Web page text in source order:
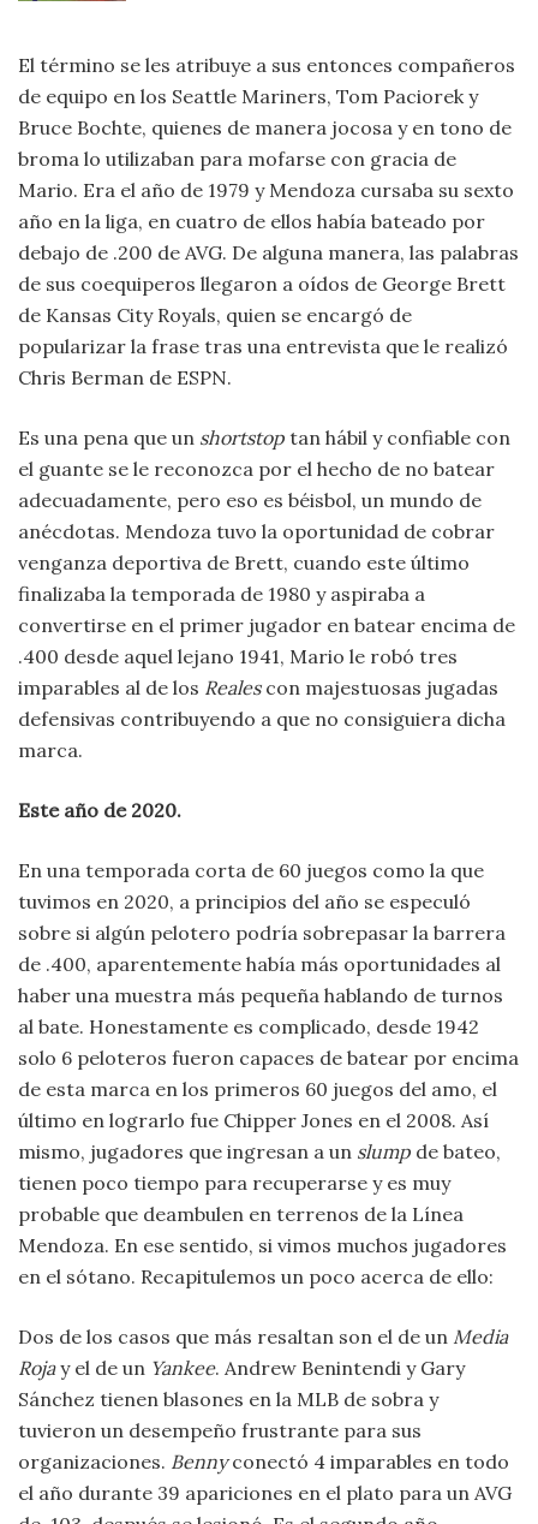
El término se les atribuye a sus entonces compañeros
de equipo en los Seattle Mariners, Tom Paciorek y
Bruce Bochte, quienes de manera jocosa y en tono de
broma lo utilizaban para mofarse con gracia de
Mario. Era el año de 1979 y Mendoza cursaba su sexto
año en la liga, en cuatro de ellos había bateado por
debajo de .200 de AVG. De alguna manera, las palabras
de sus coequiperos llegaron a oídos de George Brett
de Kansas City Royals, quien se encargó de
popularizar la frase tras una entrevista que le realizó
Chris Berman de ESPN.
Es una pena que un shortstop tan hábil y confiable con
el guante se le reconozca por el hecho de no batear
adecuadamente, pero eso es béisbol, un mundo de
anécdotas. Mendoza tuvo la oportunidad de cobrar
venganza deportiva de Brett, cuando este último
finalizaba la temporada de 1980 y aspiraba a
convertirse en el primer jugador en batear encima de
.400 desde aquel lejano 1941, Mario le robó tres
imparables al de los Realescon majestuosas jugadas
defensivas contribuyendo a que no consiguiera dicha
marca.
Este año de 2020.
En una temporada corta de 60 juegos como la que
tuvimos en 2020, a principios del año se especuló
sobre si algún pelotero podría sobrepasar la barrera
de .400, aparentemente había más oportunidades al
haber una muestra más pequeña hablando de turnos
al bate. Honestamente es complicado, desde 1942
solo 6 peloteros fueron capaces de batear por encima
de esta marca en los primeros 60 juegos del amo, el
último en lograrlo fue Chipper Jones en el 2008. Así
mismo, jugadores que ingresan a un slump de bateo,
tienen poco tiempo para recuperarse y es muy
probable que deambulen en terrenos de la Línea
Mendoza. En ese sentido, si vimos muchos jugadores
en el sótano. Recapitulemos un poco acerca de ello:
Dos de los casos que más resaltan son el de un Media
Rojay el de un Yankee. Andrew Benintendi y Gary
Sánchez tienen blasones en la MLB de sobra y
tuvieron un desempeño frustrante para sus
organizaciones. Bennyconectó 4 imparables en todo
el año durante 39 apariciones en el plato para un AVG